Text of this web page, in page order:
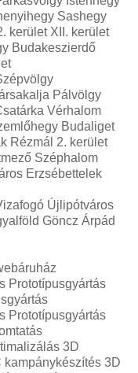
Sashegy
kerület XII. kerület
Budakeszierdő
Pálvölgy
Vérhalom
Budaliget
Rézmál 2. kerület
Széphalom
Erzsébettelek
Újlipótváros
Göncz Árpád
Prototípusgyártás
Prototípusgyártás
3D
kampánykészítés 3D